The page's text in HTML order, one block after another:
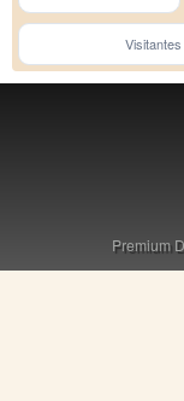
Visitantes
Premium